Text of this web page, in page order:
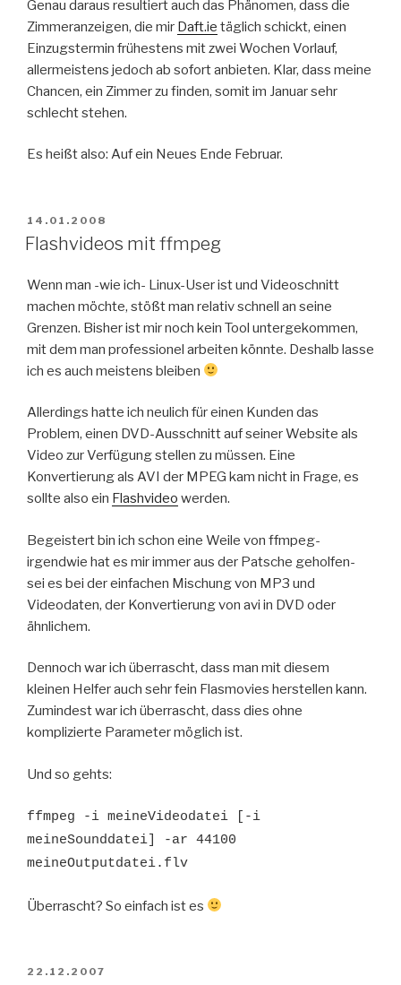
Genau daraus resultiert auch das Phänomen, dass die
Zimmeranzeigen, die mir Daft.ie täglich schickt, einen
Einzugstermin frühestens mit zwei Wochen Vorlauf,
allermeistens jedoch ab sofort anbieten. Klar, dass meine
Chancen, ein Zimmer zu finden, somit im Januar sehr
schlecht stehen.
Es heißt also: Auf ein Neues Ende Februar.
POSTED
ON
14.01.2008
Flashvideos mit ffmpeg
Wenn man -wie ich- Linux-User ist und Videoschnitt
machen möchte, stößt man relativ schnell an seine
Grenzen. Bisher ist mir noch kein Tool untergekommen,
mit dem man professionel arbeiten könnte. Deshalb lasse
ich es auch meistens bleiben
Allerdings hatte ich neulich für einen Kunden das
Problem, einen DVD-Ausschnitt auf seiner Website als
Video zur Verfügung stellen zu müssen. Eine
Konvertierung als AVI der MPEG kam nicht in Frage, es
sollte also ein Flashvideo werden.
Begeistert bin ich schon eine Weile von ffmpeg-
irgendwie hat es mir immer aus der Patsche geholfen-
sei es bei der einfachen Mischung von MP3 und
Videodaten, der Konvertierung von avi in DVD oder
ähnlichem.
Dennoch war ich überrascht, dass man mit diesem
kleinen Helfer auch sehr fein Flasmovies herstellen kann.
Zumindest war ich überrascht, dass dies ohne
komplizierte Parameter möglich ist.
Und so gehts:
ffmpeg -i meineVideodatei [-i
meineSounddatei] -ar 44100
meineOutputdatei.flv
Überrascht? So einfach ist es
POSTED
22.12.2007